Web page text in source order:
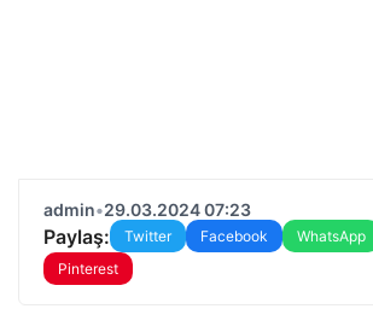
admin•29.03.2024 07:23
Paylaş: Twitter Facebook WhatsApp
Pinterest